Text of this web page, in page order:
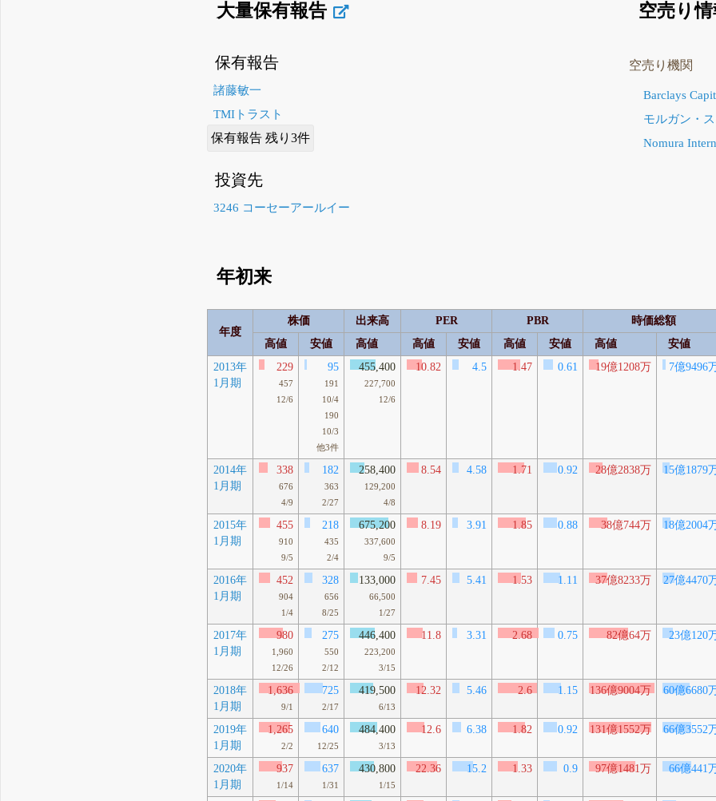
大量保有報告
保有報告
諸藤敏一
TMIトラスト
保有報告 残り3件
投資先
3246 コーセーアールイー
空売り情
空売り機関
Barclays
モルガン・
Nomura
年初来
年度
株価 出来高 PER PBR
時価総額
高値
安値 高値 高値 安値 高値 安値 高値
安値
2013年
1月期
229
457
12/6
95
191
10/4
190
10/3
他3件
455,400
227,700
12/6
10.82 4.5 1.47 0.61 19億1208万 7億9496
2014年
1月期
338
676
4/9
182
363
2/27
258,400
129,200
4/8
8.54 4.58 1.71 0.92 28億2838万 15億1879
2015年
1月期
455
910
9/5
218
435
2/4
675,200
337,600
9/5
8.19 3.91 1.85 0.88 38億744万 18億2004
2016年
1月期
452
904
1/4
328
656
8/25
133,000
66,500
1/27
7.45 5.41 1.53 1.11 37億8233万 27億4470
2017年
1月期
980
1,960
12/26
275
550
2/12
446,400
223,200
3/15
11.8 3.31 2.68 0.75 82億64万 23億120
2018年
1月期
1,636
9/1
725
2/17
419,500
6/13
12.32 5.46 2.6 1.15 136億9004万 60億6680
2019年
1月期
1,265
2/2
640
12/25
484,400
3/13
12.6 6.38 1.82 0.92 131億1552万 66億3552
2020年
1月期
937
1/14
637
1/31
430,800
1/15
22.36 15.2 1.33 0.9 97億1481万 66億441